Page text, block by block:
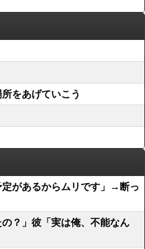
をあげていこう
があるからムリです」→断っ
？」彼「実は俺、不能なん